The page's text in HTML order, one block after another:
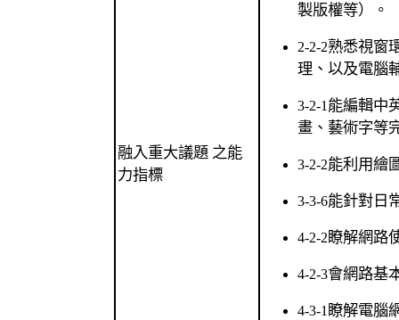
融入重大議題 之能
力指標
製版權等）。
2-2-2熟悉視窗
理、以及電腦
3-2-1 能編輯中
畫、藝術字等
3-2-2能利用繪
3-3-6能針對日
4-2-2瞭解網路
4-2-3會網路基
4-3-1 瞭解電腦